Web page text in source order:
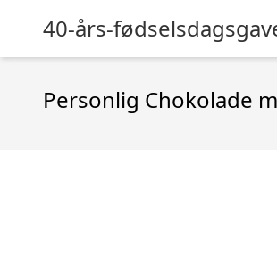
40-års-
Personlig Chokolade